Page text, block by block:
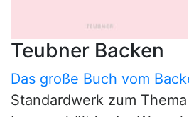
Teubner Backen
Das große Buch vom
Standardwerk zum